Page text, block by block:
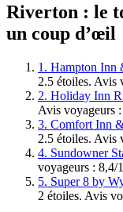
Riverton : le
un coup d’œil
1. Hampton Inn
2.5 étoiles.
2. Holiday Inn
Avis voyageurs
3. Comfort Inn
2.5 étoiles.
4. Sundowner
voyageurs :
5. Super 8 by
2 étoiles. Avis